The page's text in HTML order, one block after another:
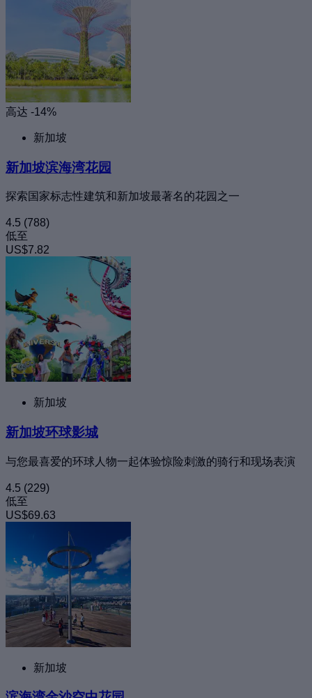
高达 -14%
新加坡
新加坡滨海湾花园
探索国家标志性建筑和新加坡最著名的花园之一
4.5 (788)
低至
US$7.82
新加坡
新加坡环球影城
与您最喜爱的环球人物一起体验惊险刺激的骑行和现场表演
4.5 (229)
低至
US$69.63
新加坡